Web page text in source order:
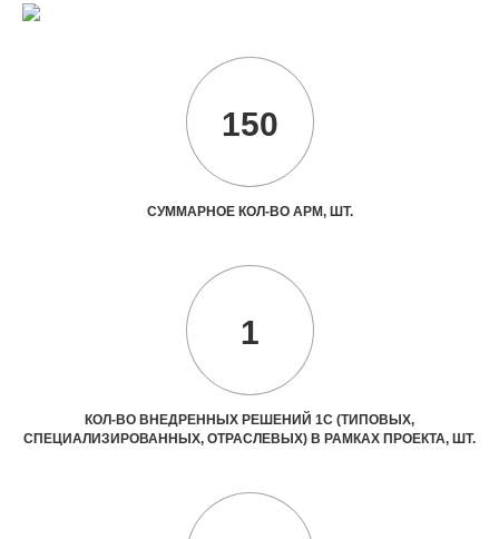
150
СУММАРНОЕ КОЛ-ВО АРМ, ШТ.
1
КОЛ-ВО ВНЕДРЕННЫХ РЕШЕНИЙ 1С (ТИПОВЫХ,
СПЕЦИАЛИЗИРОВАННЫХ, ОТРАСЛЕВЫХ) В РАМКАХ ПРОЕКТА, ШТ.